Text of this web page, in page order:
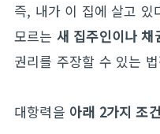
즉, 내가 이 집에 살고 있
모르는 새 집주인이나 채
권리를 주장할 수 있는
대항력을 아래 2가지 조건